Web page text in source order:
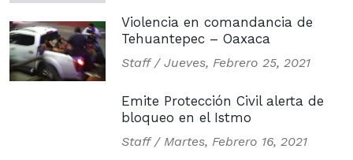
Violencia en comandancia de
Tehuantepec – Oaxaca
Staff / Jueves, Febrero 25, 2021
Emite Protección Civil alerta de
bloqueo en el Istmo
Staff / Martes, Febrero 16, 2021